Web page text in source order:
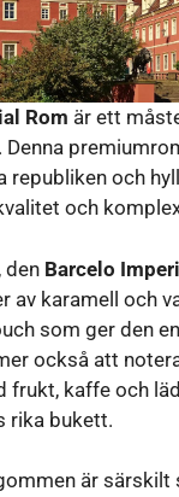
Rom är ett
Denna
republiken och
och
den Barcelo
av karamell och
som ger den
också att
frukt, kaffe och
rika bukett.
är särskilt